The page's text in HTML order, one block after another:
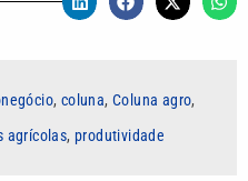
, coluna,Coluna agro,
agrícolas, produtividade